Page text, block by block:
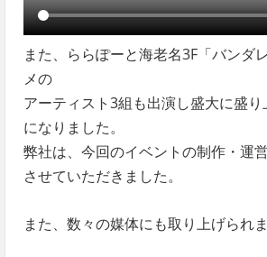
また、ららぽーと海老名3F「バンダ
メの
アーティスト3組も出演し盛大に盛り
になりました。
弊社は、今回のイベントの制作・運
させていただきました。
また、数々の媒体にも取り上げられま